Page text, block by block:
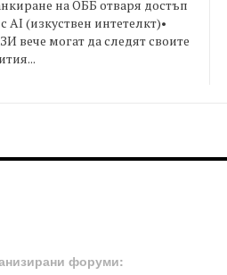
на ОББ отваря достъп
AI (изкуствен интетелкт)•
вече могат да следят своите
форуми: